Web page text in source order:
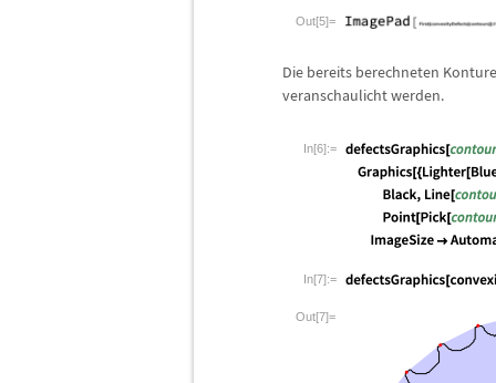
Out[5]=
Die bereits berechneten
veranschaulicht werden.
In[6]:=
In[7]:=
Out[7]=